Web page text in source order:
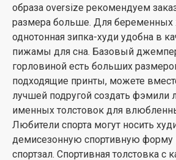
образа oversize рекомендуем
размера больше. Для
однотонная зипка-худи удобна в
пижамы для сна. Базовый
горловиной есть больших
подходящие принты, можете
лучшей подругой создать фэмили
именных толстовок для
Любители спорта могут носить
демисезонную спортивную форму
спортзал. Спортивная толстовка